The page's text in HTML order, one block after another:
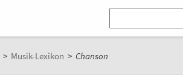
> Musik-Lexikon > Chanson